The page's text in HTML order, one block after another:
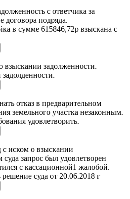
с ответчика за
договора подряда.
в сумме 615846,72р взыскана с
взыскании задолженности.
отказ в предварительном
земельного участка незаконным.
удовлетворить.
с иском о взыскании
запрос был удовлетворен
с кассационной1 жалобой.
суда от 20.06.2018 г